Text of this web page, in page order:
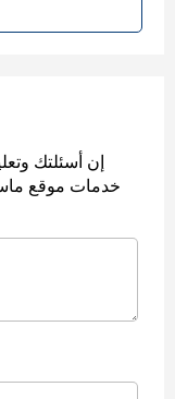
إن أسئلتك
خدمات موقع